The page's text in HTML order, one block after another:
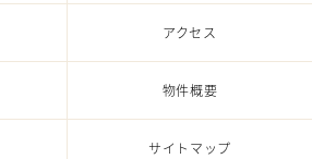
アクセス
物件概要
サイトマップ